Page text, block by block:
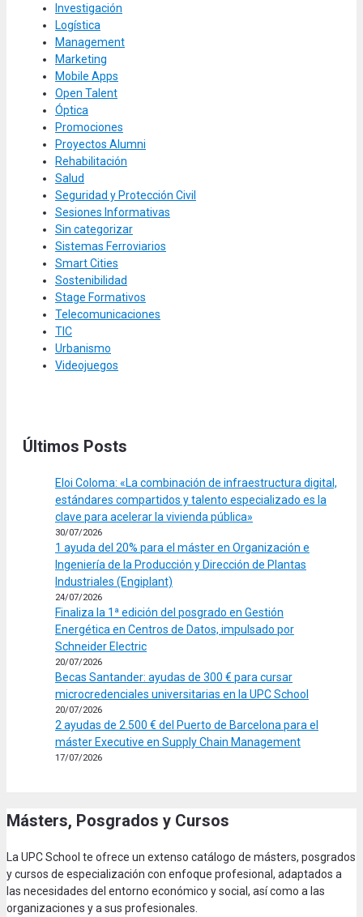
Investigación
Logística
Management
Marketing
Mobile Apps
Open Talent
Óptica
Promociones
Proyectos Alumni
Rehabilitación
Salud
Seguridad y Protección Civil
Sesiones Informativas
Sin categorizar
Sistemas Ferroviarios
Smart Cities
Sostenibilidad
Stage Formativos
Telecomunicaciones
TIC
Urbanismo
Videojuegos
Últimos Posts
Eloi Coloma: «La combinación de infraestructura digital,
estándares compartidos y talento especializado es la
clave para acelerar la vivienda pública»
30/07/2026
1 ayuda del 20% para el máster en Organización e
Ingeniería de la Producción y Dirección de Plantas
Industriales (Engiplant)
24/07/2026
Finaliza la 1ª edición del posgrado en Gestión
Energética en Centros de Datos, impulsado por
Schneider Electric
20/07/2026
Becas Santander: ayudas de 300 € para cursar
microcredenciales universitarias en la UPC School
20/07/2026
2 ayudas de 2.500 € del Puerto de Barcelona para el
máster Executive en Supply Chain Management
17/07/2026
Másters, Posgrados y Cursos
La UPC School te ofrece un extenso catálogo de másters, posgrados
y cursos de especialización con enfoque profesional, adaptados a
las necesidades del entorno económico y social, así como a las
organizaciones y a sus profesionales.